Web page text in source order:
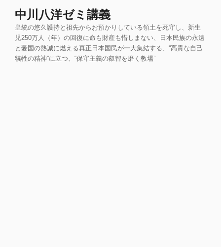
中川八洋ゼミ講義
皇統の悠久護持と祖先からお預かりしている領土を死守し、新生
児250万人（年）の回復に命も財産も惜しまない、日本民族の永遠
と憂国の熱誠に燃える真正日本国民が一大集結する、“高貴な自己
犠牲の精神”に立つ、“保守主義の叡智を磨く教場”